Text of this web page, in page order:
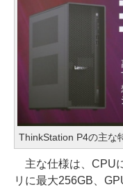
ThinkStation P4の主な
主な仕様は、CPU
リに最大256GB、